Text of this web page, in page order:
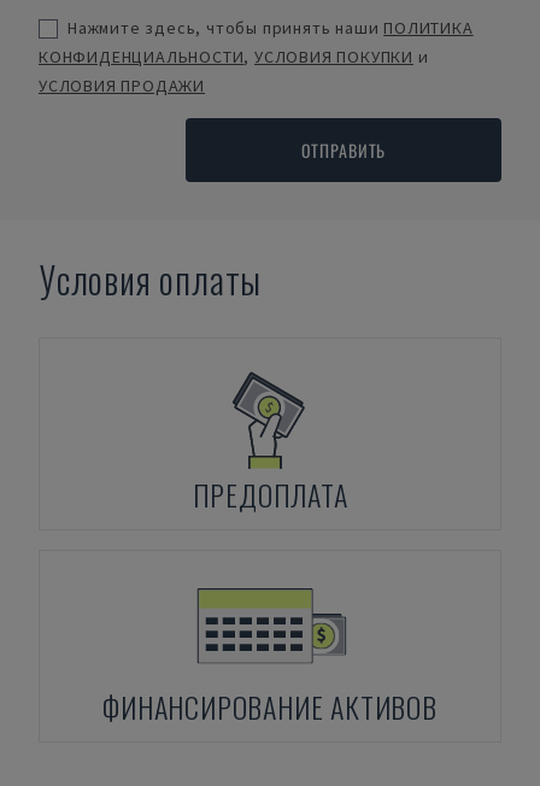
Нажмите здесь, чтобы принять наши ПОЛИТИКА
КОНФИДЕНЦИАЛЬНОСТИ,УСЛОВИЯ ПОКУПКИ и
УСЛОВИЯ ПРОДАЖИ
ОТПРАВИТЬ
Условия оплаты
ПРЕДОПЛАТА
ФИНАНСИРОВАНИЕ АКТИВОВ